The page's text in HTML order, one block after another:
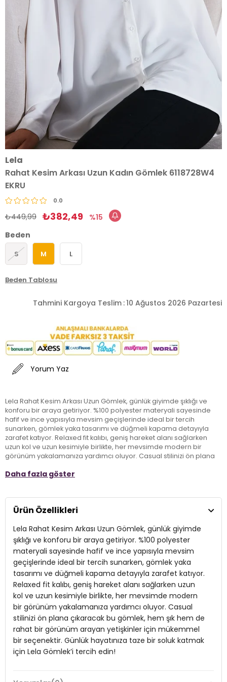
Lela
Rahat Kesim Arkası Uzun Kadın Gömlek 6118728W4
EKRU
0.0
₺449,99 ₺382,49
15
Beden
S M L
Beden Tablosu
Tahmini Kargoya Teslim :10 Ağustos 2026 Pazartesi
Yorum Yaz
Lela Rahat Kesim Arkası Uzun Gömlek, günlük giyimde şıklığı ve
konforu bir araya getiriyor. %100 polyester materyali sayesinde
hafif ve ince yapısıyla mevsim geçişlerinde ideal bir tercih
sunarken, gömlek yaka tasarımı ve düğmeli kapama detayıyla
zarafet katıyor. Relaxed fit kalıbı, geniş hareket alanı sağlarken
uzun kol ve uzun kesimiyle birlikte, her mevsimde modern bir
görünüm yakalamanıza yardımcı oluyor. Casual stilinizi ön plana
yetişkinler için mükemmel bir seçenektir. Günlük hayatınıza taze bir
Model:Gömlek
Giyim Tarzı: Günlük/Casual
Mevsim: Mevsimlik
Materyal:%100 Polyester
Yaka Tipi: Gömlek Yaka
Kapama Şekli: Düğmeli
Kol Tipi:Uzun Kol
Uzunluk:Uzun
Kalınlık:İnce
Daha fazla göster
Ürün Özellikleri
Lela Rahat Kesim Arkası Uzun Gömlek, günlük giyimde
şıklığı ve konforu bir araya getiriyor. %100 polyester
materyali sayesinde hafif ve ince yapısıyla mevsim
geçişlerinde ideal bir tercih sunarken, gömlek yaka
tasarımı ve düğmeli kapama detayıyla zarafet katıyor.
Relaxed fit kalıbı, geniş hareket alanı sağlarken uzun
kol ve uzun kesimiyle birlikte, her mevsimde modern
bir görünüm yakalamanıza yardımcı oluyor. Casual
stilinizi ön plana çıkaracak bu gömlek, hem şık hem de
rahat bir görünüm arayan yetişkinler için mükemmel
bir seçenektir. Günlük hayatınıza taze bir soluk katmak
için Lela Gömlek’i tercih edin!